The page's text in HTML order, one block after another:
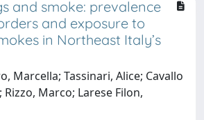
and smoke: prevalence
and exposure to
in Northeast Italy’s
Marcella; Tassinari, Alice; Cavallo
Rizzo, Marco; Larese Filon,